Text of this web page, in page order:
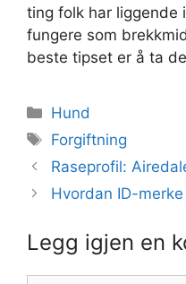
ting folk har liggende
fungere som
beste tipset er å ta
Kategorier
Hund
Stikkord
Forgiftning
Raseprofil:
Hvordan ID-
Legg igjen en